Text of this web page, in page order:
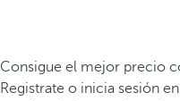
Consigue el mejor precio
Registrate o inicia sesión